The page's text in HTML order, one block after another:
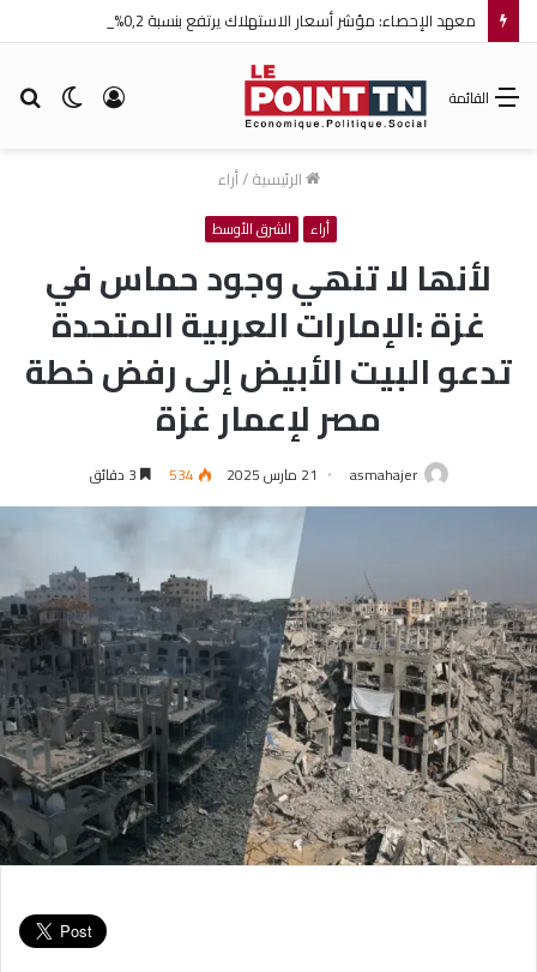
الوضع تسجيل
القائمة
الرئيسية/أراء
أراء الشرق الأوسط
لأنھا لا تنھي وجود حماس في
غزة :الإمارات العربیة المتحدة
تدعو البیت الأبیض إلى رفض خطة
مصر لإعمار غزة
asmahajer 21 مارس 2025 534